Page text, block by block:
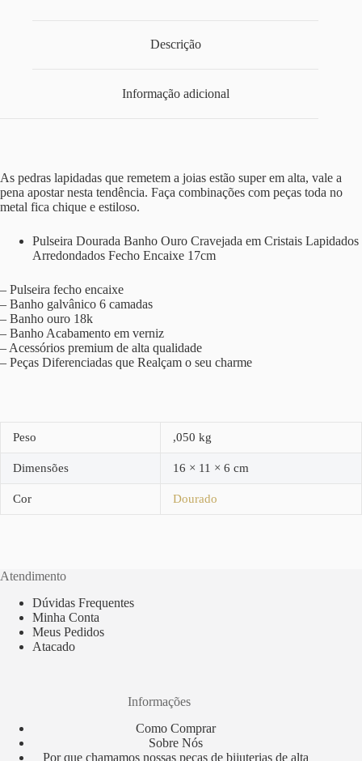
Descrição
Informação adicional
As pedras lapidadas que remetem a joias estão super em alta, vale a
pena apostar nesta tendência. Faça combinações com peças toda no
metal fica chique e estiloso.
Pulseira Dourada Banho Ouro Cravejada em Cristais Lapidados
Arredondados Fecho Encaixe 17cm
– Pulseira fecho encaixe
– Banho galvânico 6 camadas
– Banho ouro 18k
– Banho Acabamento em verniz
– Acessórios premium de alta qualidade
– Peças Diferenciadas que Realçam o seu charme
Peso ,050 kg
Dimensões 16 × 11 × 6 cm
Cor Dourado
Atendimento
Dúvidas Frequentes
Minha Conta
Meus Pedidos
Atacado
Informações
Como Comprar
Sobre Nós
Por que chamamos nossas peças de bijuterias de alta